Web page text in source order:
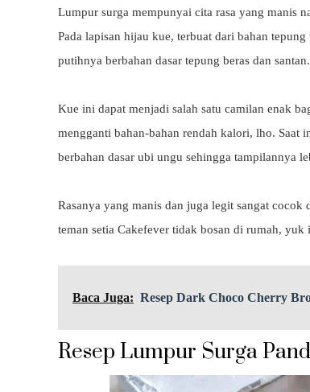
Lumpur surga mempunyai cita rasa yang manis
Pada lapisan hijau kue, terbuat dari bahan
putihnya berbahan dasar tepung beras dan santan.
Kue ini dapat menjadi salah satu camilan enak
mengganti bahan-bahan rendah kalori, lho. Saat
berbahan dasar ubi ungu sehingga tampilannya
Rasanya yang manis dan juga legit sangat
teman setia Cakefever tidak bosan di rumah,
Baca Juga: Resep Dark Choco Cherry
Resep Lumpur Surga